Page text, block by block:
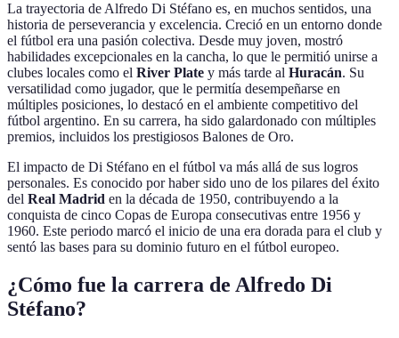
La trayectoria de Alfredo Di Stéfano es, en muchos sentidos, una
historia de perseverancia y excelencia. Creció en un entorno donde
el fútbol era una pasión colectiva. Desde muy joven, mostró
habilidades excepcionales en la cancha, lo que le permitió unirse a
clubes locales como el River Plate y más tarde al Huracán. Su
versatilidad como jugador, que le permitía desempeñarse en
múltiples posiciones, lo destacó en el ambiente competitivo del
fútbol argentino. En su carrera, ha sido galardonado con múltiples
premios, incluidos los prestigiosos Balones de Oro.
El impacto de Di Stéfano en el fútbol va más allá de sus logros
personales. Es conocido por haber sido uno de los pilares del éxito
del Real Madrid en la década de 1950, contribuyendo a la
conquista de cinco Copas de Europa consecutivas entre 1956 y
1960. Este periodo marcó el inicio de una era dorada para el club y
sentó las bases para su dominio futuro en el fútbol europeo.
¿Cómo fue la carrera de Alfredo Di
Stéfano?